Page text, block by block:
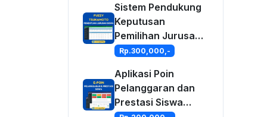
Anda
Sistem Pendukung
Keputusan
Pemilihan Jurusan
Siswa Metode
Berbasis Web
Rp.300,000,-
Aplikasi Poin
Pelanggaran dan
Prestasi Siswa